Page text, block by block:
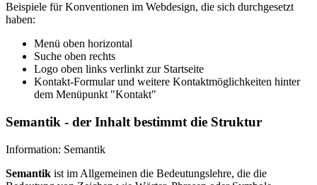
Beispiele für Konventionen im Webdesign, die sich durchgesetzt
haben:
Menü oben horizontal
Suche oben rechts
Logo oben links verlinkt zur Startseite
Kontakt-Formular und weitere Kontaktmöglichkeiten hinter
dem Menüpunkt "Kontakt"
Semantik - der Inhalt bestimmt die Struktur
Information: Semantik
Semantik ist im Allgemeinen die Bedeutungslehre, die die